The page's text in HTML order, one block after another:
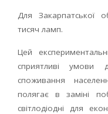
Для Закарпатської
тисяч ламп.
Цей
сприятливі умови
споживання
полягає в заміні
світлодіодні для